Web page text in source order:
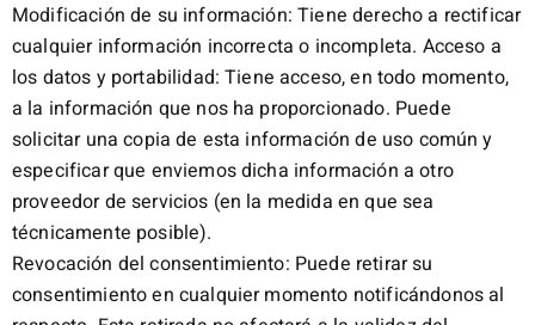
Modificación de su información: Tiene derecho a rectificar
cualquier información incorrecta o incompleta. Acceso a
los datos y portabilidad: Tiene acceso, en todo momento,
a la información que nos ha proporcionado. Puede
solicitar una copia de esta información de uso común y
especificar que enviemos dicha información a otro
proveedor de servicios (en la medida en que sea
técnicamente posible).
Revocación del consentimiento: Puede retirar su
consentimiento en cualquier momento notificándonos al